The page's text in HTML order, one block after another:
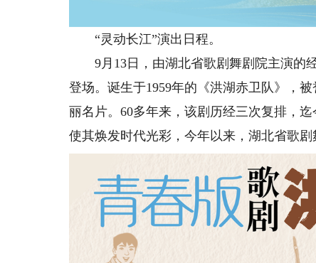
“灵动长江”演出日程。
9月13日，由湖北省歌剧舞剧院主演的
登场。诞生于1959年的《洪湖赤卫队》，
丽名片。60多年来，该剧历经三次复排，
使其焕发时代光彩，今年以来，湖北省歌